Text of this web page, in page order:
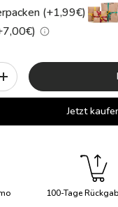
(+1,99€)
+
Jetzt
100-Tage